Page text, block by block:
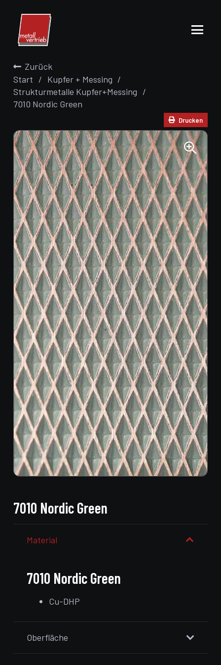
Zurück
Start / Kupfer + Messing /
Strukturmetalle Kupfer+Messing /
7010 Nordic Green
Drucken
7010 Nordic Green
Material
7010 Nordic Green
Cu-DHP
Oberfläche